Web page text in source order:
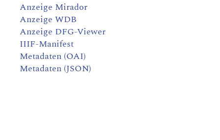
Anzeige Mirador
Anzeige WDB
Anzeige DFG-Viewer
IIIF-Manifest
Metadaten (OAI)
Metadaten (JSON)